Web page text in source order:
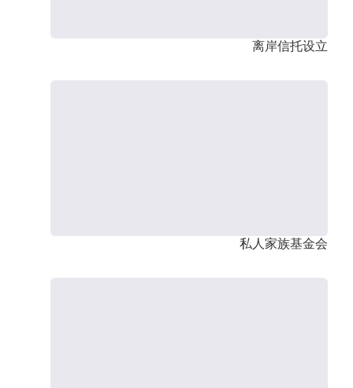
离岸信托设立
私人家族基金会